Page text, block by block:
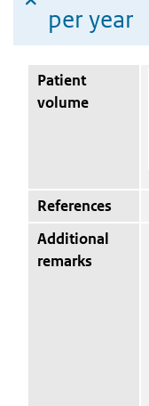
per year
Patient
volume
References
Additional
remarks